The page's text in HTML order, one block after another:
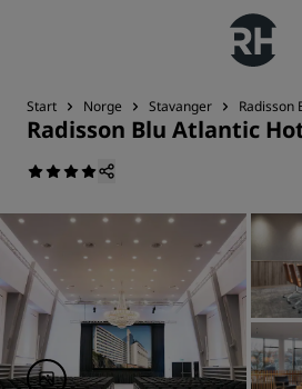
Start Norge Stavanger Radisson
Radisson Blu Atlantic